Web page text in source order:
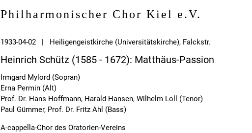
Philharmonischer Chor Kiel e.V.
1933-04-02 | Heiligengeistkirche (Universitätskirche), Falckstr.
Heinrich Schütz (1585 - 1672): Matthäus-Passion
Irmgard Mylord (Sopran)
Erna Permin (Alt)
Prof. Dr. Hans Hoffmann, Harald Hansen, Wilhelm Loll (Tenor)
Paul Gümmer, Prof. Dr. Fritz Ahl (Bass)
A-cappella-Chor des Oratorien-Vereins